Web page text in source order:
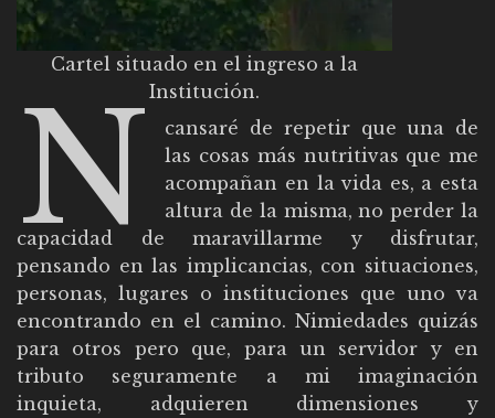
Cartel situado en el ingreso a la
Institución.
N
cansaré de repetir que una de
las cosas más nutritivas que me
acompañan en la vida es, a esta
altura de la misma, no perder la
capacidad de maravillarme y disfrutar,
pensando en las implicancias, con situaciones,
personas, lugares o instituciones que uno va
encontrando en el camino. Nimiedades quizás
para otros pero que, para un servidor y en
tributo seguramente a mi imaginación
inquieta, adquieren dimensiones y